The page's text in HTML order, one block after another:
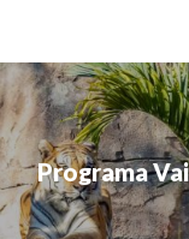
Programa